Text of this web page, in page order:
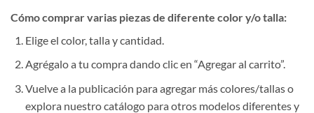
Cómo comprar varias piezas de diferente color y/o talla:
Elige el color, talla y cantidad.
Agrégalo a tu compra dando clic en “Agregar al carrito”.
Vuelve a la publicación para agregar más colores/tallas o
explora nuestro catálogo para otros modelos diferentes y